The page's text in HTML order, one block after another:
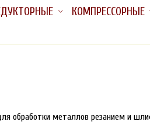
КОМПРЕССОРНЫЕ
обработки металлов резанием и